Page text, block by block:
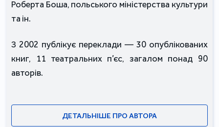
Роберта Боша, польського міністерства культури
та ін.
З 2002 публікує переклади — 30 опублікованих
книг, 11 театральних п’єс, загалом понад 90
авторів.
ДЕТАЛЬНІШЕ ПРО АВТОРА